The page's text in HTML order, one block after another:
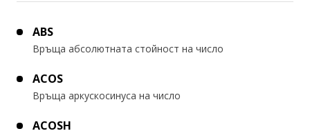
ABS
Връща абсолютната стойност на число
ACOS
Връща аркускосинуса на число
ACOSH